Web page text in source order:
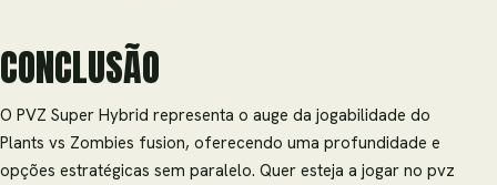
CONCLUSÃO
O PVZ Super Hybrid representa o auge da jogabilidade do
Plants vs Zombies fusion, oferecendo uma profundidade e
opções estratégicas sem paralelo. Quer esteja a jogar no pvz